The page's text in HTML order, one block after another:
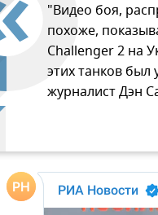
"Видео боя,
похоже,
Challenger 2 на
этих танков
журналист Дэн